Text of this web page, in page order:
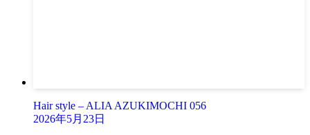
Hair style – ALIA AZUKIMOCHI 056
2026年5月23日